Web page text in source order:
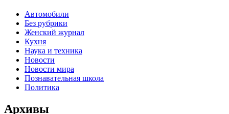
Автомобили
Без рубрики
Женский журнал
Кухня
Наука и техника
Новости
Новости мира
Познавательная школа
Политика
Архивы